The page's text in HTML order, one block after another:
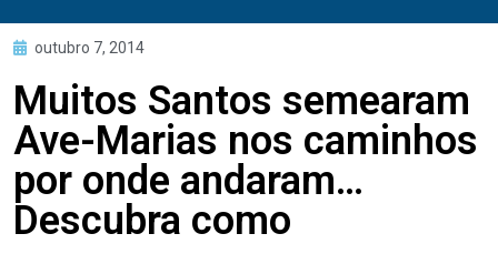
outubro 7, 2014
Muitos Santos semearam
Ave-Marias nos caminhos
por onde andaram…
Descubra como